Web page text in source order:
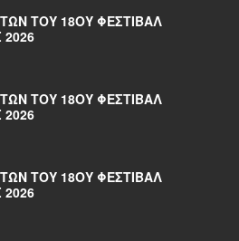
ΤΟΥ 18ΟΥ ΦΕΣΤΙΒΆΛ
ΤΟΥ 18ΟΥ ΦΕΣΤΙΒΆΛ
ΤΟΥ 18ΟΥ ΦΕΣΤΙΒΆΛ